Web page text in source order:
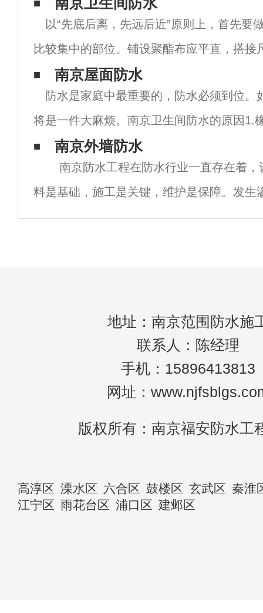
南京卫生间防水
以“先底后离，先远后近”原则上，首先要
比较集中的部位。铺设聚酯布应平直，搭接
扭曲。聚酯布的搭接部分应为溢出热熔的改
刮伤接口。管道、设备、预埋件应在聚酯布
南京屋面防水
防水是家庭中最重要的，防水必须到位。
将是一件大麻烦。南京卫生间防水的原因1.
裂缝。2.防水层完成后，后道工序破坏防水
使用不良防水材料(便宜无好货)。4.防
南京外墙防水
南京防水工程在防水行业一直存在着，
料是基础，施工是关键，维护是保障。发生
结底就是设计、材料、施工、维护出现了问
地址：南京范围防水施
联系人：陈经理
手机：15896413813
网址：
版权所有：南京福安防水工
高淳区 溧水区 六合区 鼓楼区 玄武区 秦淮
江宁区 雨花台区 浦口区 建邺区